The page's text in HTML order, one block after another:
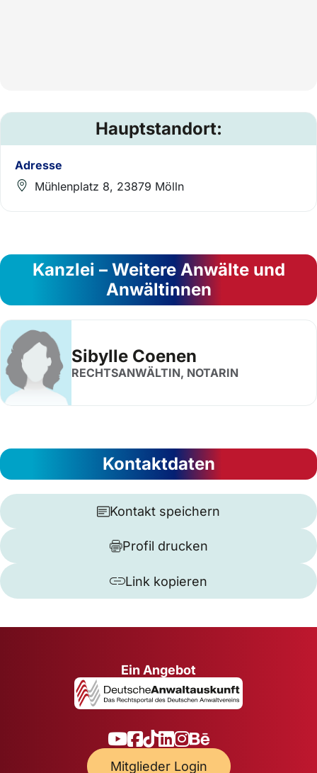
Hauptstandort:
Adresse
Mühlenplatz 8, 23879 Mölln
Kanzlei – Weitere Anwälte und
Anwältinnen
Sibylle Coenen
RECHTSANWÄLTIN, NOTARIN
Kontaktdaten
Kontakt speichern
Profil drucken
Link kopieren
Ein Angebot
Mitglieder Login